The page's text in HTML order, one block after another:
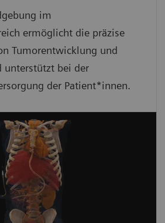
im
ermöglicht die präzise
Tumorentwicklung und
unterstützt bei der
der Patient*innen.